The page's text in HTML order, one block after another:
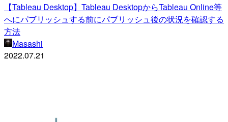
【Tableau Desktop】Tableau DesktopからTableau Online等
へにパブリッシュする前にパブリッシュ後の状況を確認する
方法
Masashi
2022.07.21